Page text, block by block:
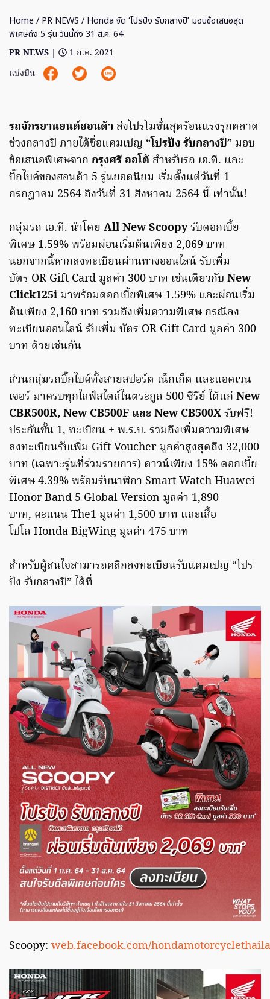
Home / PR NEWS / Honda จัด ‘โปรปัง รับกลางปี’ มอบข้อเสนอสุด
พิเศษถึง 5 รุ่น วันนี้ถึง 31 ส.ค. 64
PR NEWS |
1 ก.ค. 2021
แบ่งปัน
รถจักรยานยนต์ฮอนด้า ส่งโปรโมชั่นสุดร้อนแรงรุกตลาด
ช่วงกลางปี ภายใต้ชื่อแคมเปญ “โปรปัง รับกลางปี” มอบ
ข้อเสนอพิเศษจาก กรุงศรี ออโต้ สำหรับรถ เอ.ที. และ
บิ๊กไบค์ของฮอนด้า 5 รุ่นยอดนิยม เริ่มตั้งแต่วันที่ 1
กรกฎาคม 2564 ถึงวันที่ 31 สิงหาคม 2564 นี้ เท่านั้น!
กลุ่มรถ เอ.ที. นำโดย All New Scoopyรับดอกเบี้ย
พิเศษ 1.59% พร้อมผ่อนเริ่มต้นเพียง 2,069 บาท
นอกจากนี้หากลงทะเบียนผ่านทางออนไลน์ รับเพิ่ม
บัตร OR Gift Card มูลค่า 300 บาท เช่นเดียวกับ New
Click125i มาพร้อมดอกเบี้ยพิเศษ 1.59% และผ่อนเริ่ม
ต้นเพียง 2,160 บาท รวมถึงเพิ่มความพิเศษ กรณีลง
ทะเบียนออนไลน์ รับเพิ่ม บัตร OR Gift Card มูลค่า 300
บาท ด้วยเช่นกัน
ส่วนกลุ่มรถบิ๊กไบค์ทั้งสายสปอร์ต เน็กเก็ต และแอดเวน
เจอร์ มาครบทุกไลฟ์สไตล์ในตระกูล 500 ซีรีย์ ได้แก่ New
CBR500R, New CB500F และ New CB500Xรับฟรี!
ประกันชั้น 1, ทะเบียน + พ.ร.บ. รวมถึงเพิ่มความพิเศษ
ลงทะเบียนรับเพิ่ม Gift Voucher มูลค่าสูงสุดถึง 32,000
บาท (เฉพาะรุ่นที่ร่วมรายการ) ดาวน์เพียง 15% ดอกเบี้ย
พิเศษ 4.39% พร้อมรับนาฬิกา Smart Watch Huawei
Honor Band 5 Global Version มูลค่า 1,890
บาท, คะแนน The1 มูลค่า 1,500 บาท และเสื้อ
โปโล Honda BigWing มูลค่า 475 บาท
สำหรับผู้สนใจสามารถคลิกลงทะเบียนรับแคมเปญ “โปร
ปัง รับกลางปี” ได้ที่
Scoopy: web.facebook.com/